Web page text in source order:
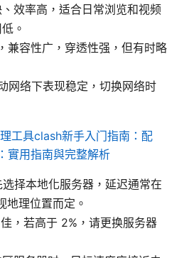
效率高，适合日常浏览和视频
。
兼容性广，穿透性强，但有时略
网络下表现稳定，切换网络时
工具clash新手入门指南：配
實用指南與完整解析
择本地化服务器，延迟通常在
地理位置而定。
，若高于 2%，请更换服务器